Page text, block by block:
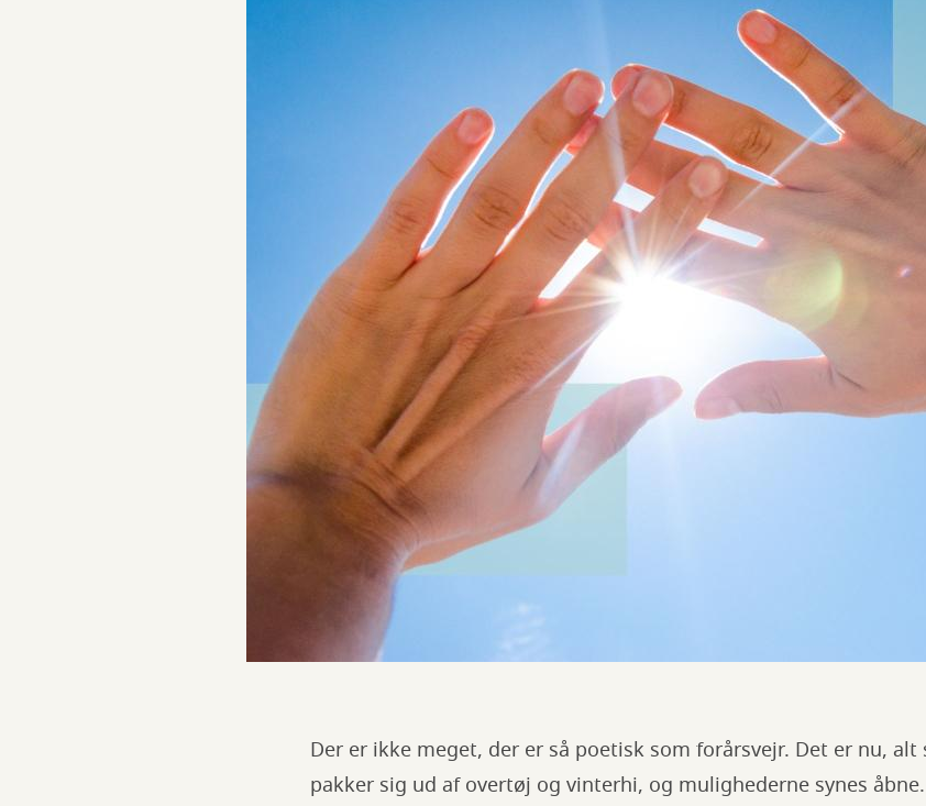
Der er ikke meget, der er så poetisk som forårsvejr. Det er nu,
pakker sig ud af overtøj og vinterhi, og mulighederne synes åbne.